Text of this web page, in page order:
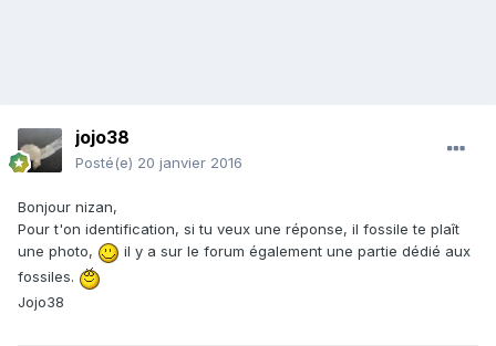
jojo38
Posté(e) 20 janvier 2016
Bonjour nizan,
Pour t'on identification, si tu veux une réponse, il fossile te plaît
une photo,
il y a sur le forum également une partie dédié aux
fossiles.
Jojo38